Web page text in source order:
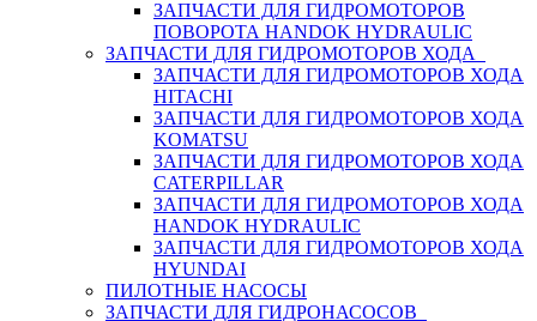
ЗАПЧАСТИ ДЛЯ ГИДРОМОТОРОВ
ПОВОРОТА HANDOK HYDRAULIC
ЗАПЧАСТИ ДЛЯ ГИДРОМОТОРОВ ХОДА
ЗАПЧАСТИ ДЛЯ ГИДРОМОТОРОВ ХОДА
HITACHI
ЗАПЧАСТИ ДЛЯ ГИДРОМОТОРОВ ХОДА
KOMATSU
ЗАПЧАСТИ ДЛЯ ГИДРОМОТОРОВ ХОДА
CATERPILLAR
ЗАПЧАСТИ ДЛЯ ГИДРОМОТОРОВ ХОДА
HANDOK HYDRAULIC
ЗАПЧАСТИ ДЛЯ ГИДРОМОТОРОВ ХОДА
HYUNDAI
ПИЛОТНЫЕ НАСОСЫ
ЗАПЧАСТИ ДЛЯ ГИДРОНАСОСОВ